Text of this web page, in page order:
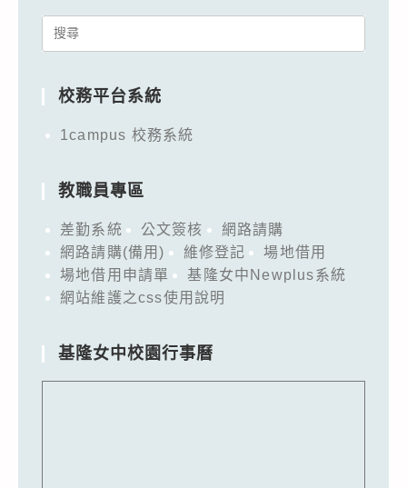
Search
校務平台系統
1campus 校務系統
教職員專區
差勤系統 公文簽核
網路請購
網路請購(備用)
維修登記
場地借用
場地借用申請單
基隆女中Newplus系統
網站維護之css使用說明
基隆女中校園行事曆